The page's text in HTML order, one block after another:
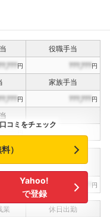
役職手当
円 ???,???円
家族手当
円 ???,???円
賞与
決算賞与
円 ???,??? 円
業 休日出勤
コミをチェック
）
Yahoo!
で登録